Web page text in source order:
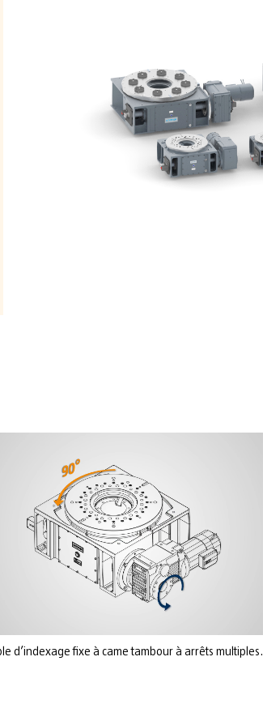
d’indexage fixe à came tambour à arrêts multiples.